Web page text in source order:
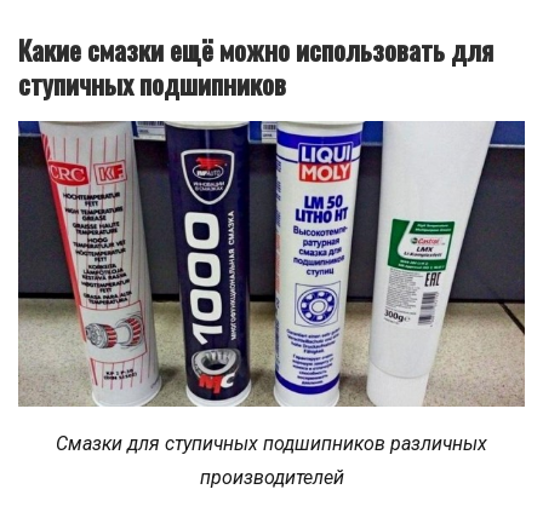
Какие смазки ещё можно использовать для
ступичных подшипников
Смазки для ступичных подшипников различных
производителей